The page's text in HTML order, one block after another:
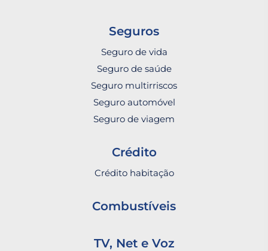
Seguros
Seguro de vida
Seguro de saúde
Seguro multirriscos
Seguro automóvel
Seguro de viagem
Crédito
Crédito habitação
Combustíveis
TV, Net e Voz